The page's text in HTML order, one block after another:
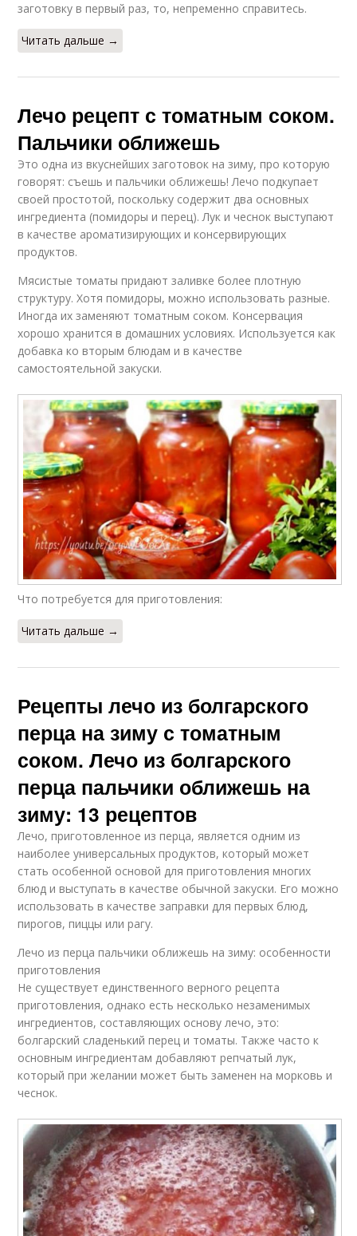
заготовку в первый раз, то, непременно справитесь.
Читать дальше →
Лечо рецепт с томатным соком.
Пальчики оближешь
Это одна из вкуснейших заготовок на зиму, про которую
говорят: съешь и пальчики оближешь! Лечо подкупает
своей простотой, поскольку содержит два основных
ингредиента (помидоры и перец). Лук и чеснок выступают
в качестве ароматизирующих и консервирующих
продуктов.
Мясистые томаты придают заливке более плотную
структуру. Хотя помидоры, можно использовать разные.
Иногда их заменяют томатным соком. Консервация
хорошо хранится в домашних условиях. Используется как
добавка ко вторым блюдам и в качестве
самостоятельной закуски.
Что потребуется для приготовления:
Читать дальше →
Рецепты лечо из болгарского
перца на зиму с томатным
соком. Лечо из болгарского
перца пальчики оближешь на
зиму: 13 рецептов
Лечо, приготовленное из перца, является одним из
наиболее универсальных продуктов, который может
стать особенной основой для приготовления многих
блюд и выступать в качестве обычной закуски. Его можно
использовать в качестве заправки для первых блюд,
пирогов, пиццы или рагу.
Лечо из перца пальчики оближешь на зиму: особенности
приготовления
Не существует единственного верного рецепта
приготовления, однако есть несколько незаменимых
ингредиентов, составляющих основу лечо, это:
болгарский сладенький перец и томаты. Также часто к
основным ингредиентам добавляют репчатый лук,
который при желании может быть заменен на морковь и
чеснок.